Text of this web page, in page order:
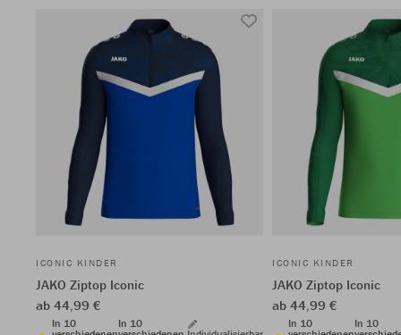
ICONIC KINDER
JAKO Ziptop Iconic
ab 44,99 €
In 10
In 10
ICONIC KINDER
JAKO Ziptop Iconic
ab 44,99 €
In 10
In 10